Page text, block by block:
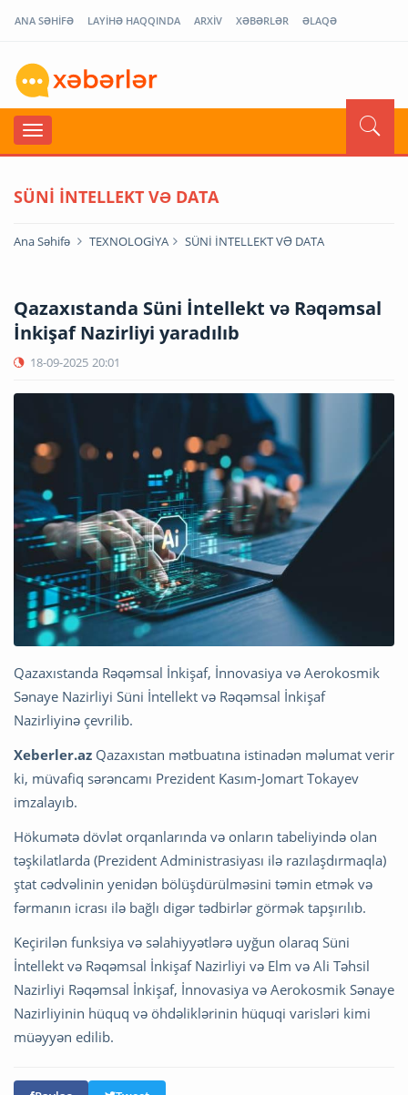
ANA SƏHİFƏ LAYİHƏ HAQQINDA ARXİV XƏBƏRLƏR ƏLAQƏ
SÜNİ İNTELLEKT VƏ DATA
Ana Səhifə TEXNOLOGİYA SÜNİ İNTELLEKT VƏ DATA
Qazaxıstanda Süni İntellekt və Rəqəmsal
İnkişaf Nazirliyi yaradılıb
18-09-2025 20:01
Qazaxıstanda Rəqəmsal İnkişaf, İnnovasiya və Aerokosmik
Sənaye Nazirliyi Süni İntellekt və Rəqəmsal İnkişaf
Nazirliyinə çevrilib.
Xeberler.az Qazaxıstan mətbuatına istinadən məlumat verir
ki, müvafiq sərəncamı Prezident Kasım-Jomart Tokayev
imzalayıb.
Hökumətə dövlət orqanlarında və onların tabeliyində olan
təşkilatlarda (Prezident Administrasiyası ilə razılaşdırmaqla)
ştat cədvəlinin yenidən bölüşdürülməsini təmin etmək və
fərmanın icrası ilə bağlı digər tədbirlər görmək tapşırılıb.
Keçirilən funksiya və səlahiyyətlərə uyğun olaraq Süni
İntellekt və Rəqəmsal İnkişaf Nazirliyi və Elm və Ali Təhsil
Nazirliyi Rəqəmsal İnkişaf, İnnovasiya və Aerokosmik Sənaye
Nazirliyinin hüquq və öhdəliklərinin hüquqi varisləri kimi
müəyyən edilib.